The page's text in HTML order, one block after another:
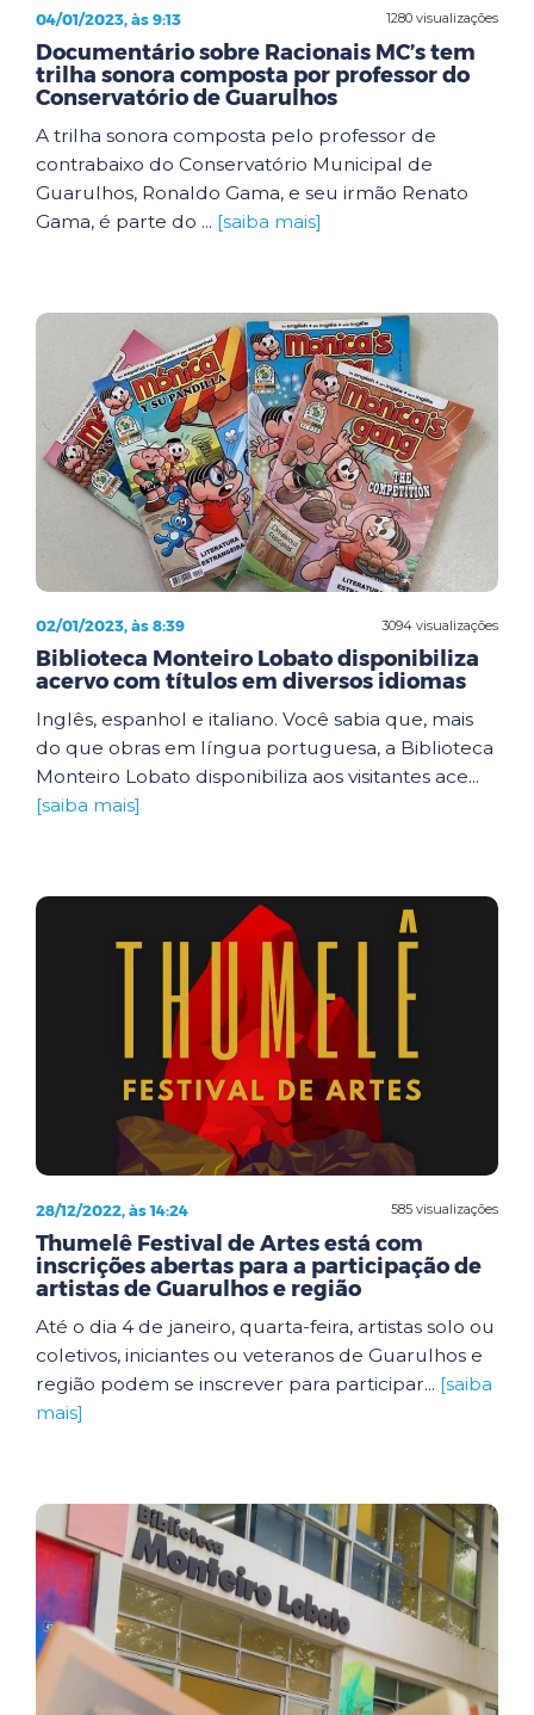
1280 visualizações
04/01/2023, às 9:13
Documentário sobre Racionais MC’s tem
trilha sonora composta por professor do
Conservatório de Guarulhos
A trilha sonora composta pelo professor de
contrabaixo do Conservatório Municipal de
Guarulhos, Ronaldo Gama, e seu irmão Renato
Gama, é parte do ... [saiba mais]
3094 visualizações
02/01/2023, às 8:39
Biblioteca Monteiro Lobato disponibiliza
acervo com títulos em diversos idiomas
Inglês, espanhol e italiano. Você sabia que, mais
do que obras em língua portuguesa, a Biblioteca
Monteiro Lobato disponibiliza aos visitantes ace...
[saiba mais]
585 visualizações
28/12/2022, às 14:24
Thumelê Festival de Artes está com
inscrições abertas para a participação de
artistas de Guarulhos e região
Até o dia 4 de janeiro, quarta-feira, artistas solo ou
coletivos, iniciantes ou veteranos de Guarulhos e
região podem se inscrever para participar... [saiba
mais]